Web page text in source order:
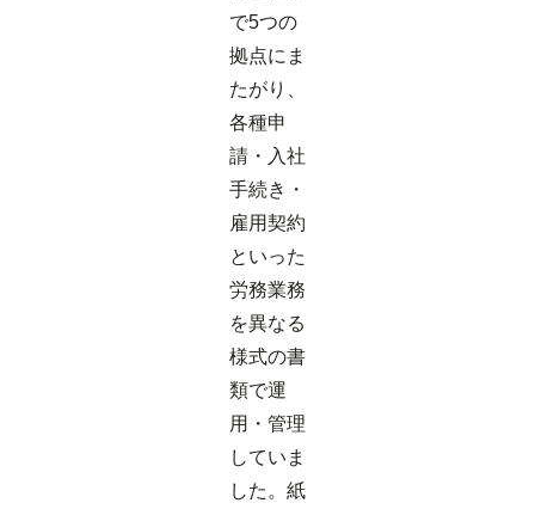
で5つの
拠点にま
たがり、
各種申
請・入社
手続き・
雇用契約
といった
労務業務
を異なる
様式の書
類で運
用・管理
していま
した。紙